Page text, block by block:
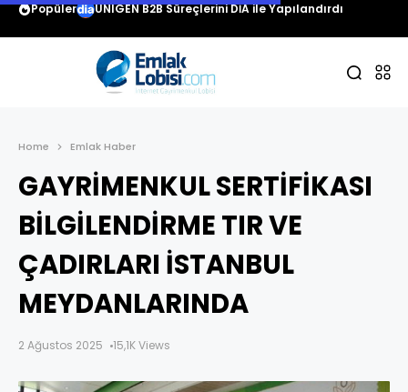
Popüler UNIGEN B2B Süreçlerini DİA ile Yapılandırdı
Home Emlak Haber
GAYRİMENKUL SERTİFİKASI
BİLGİLENDİRME TIR VE
ÇADIRLARI İSTANBUL
MEYDANLARINDA
2 Ağustos 2025 15,1K Views